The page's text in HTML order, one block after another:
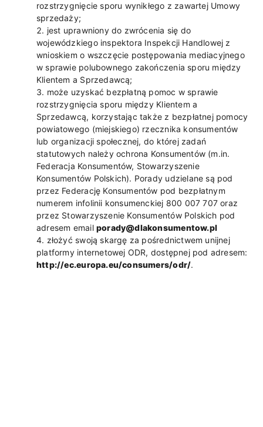
rozstrzygnięcie sporu wynikłego z zawartej Umowy
sprzedaży;
jest uprawniony do zwrócenia się do
wojewódzkiego inspektora Inspekcji Handlowej z
wnioskiem o wszczęcie postępowania mediacyjnego
w sprawie polubownego zakończenia sporu między
Klientem a Sprzedawcą;
może uzyskać bezpłatną pomoc w sprawie
rozstrzygnięcia sporu między Klientem a
Sprzedawcą, korzystając także z bezpłatnej pomocy
powiatowego (miejskiego) rzecznika konsumentów
lub organizacji społecznej, do której zadań
statutowych należy ochrona Konsumentów (m.in.
Federacja Konsumentów, Stowarzyszenie
Konsumentów Polskich). Porady udzielane są pod
przez Federację Konsumentów pod bezpłatnym
numerem infolinii konsumenckiej 800 007 707 oraz
przez Stowarzyszenie Konsumentów Polskich pod
adresem email porady@dlakonsumentow.pl
złożyć swoją skargę za pośrednictwem unijnej
platformy internetowej ODR, dostępnej pod adresem:
http://ec.europa.eu/consumers/odr/.